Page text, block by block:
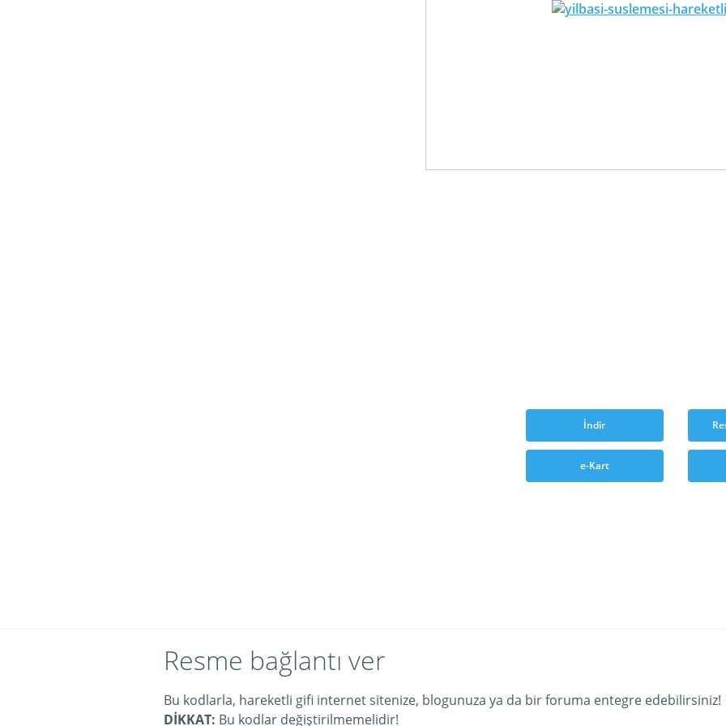
İndir
e-Kart
Resme bağlantı ver
Bu kodlarla, hareketli gifi internet sitenize, blogunuza ya da bir foruma entegre edebilirsiniz!
DİKKAT: Bu kodlar değiştirilmemelidir!